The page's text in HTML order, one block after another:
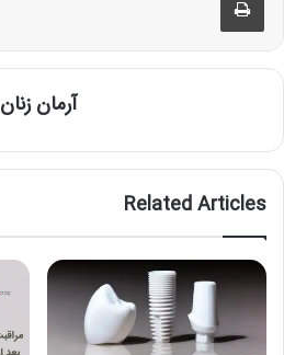
آرمان زنان
Related Articles